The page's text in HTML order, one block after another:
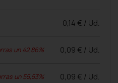
0,14 € / Ud.
un 42,86% 0,09 € / Ud.
un 55,53% 0,09 € / Ud.